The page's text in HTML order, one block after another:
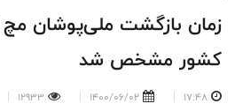
زمان بازگشت ملی‌پوشان مچ
کشور مشخص شد
17:48
1400/06/02
12933